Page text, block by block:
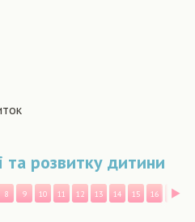
та розвитку дитини
8 9 10 11 12 13 14 15 16 17